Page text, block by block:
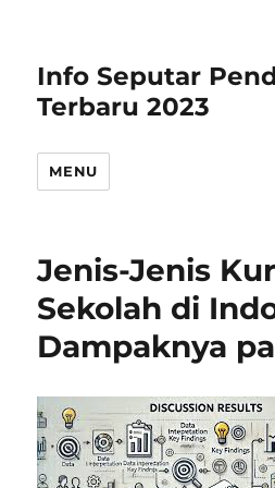
Info Seputar
Terbaru 2023
MENU
Jenis-Jenis
Sekolah di
Dampaknya